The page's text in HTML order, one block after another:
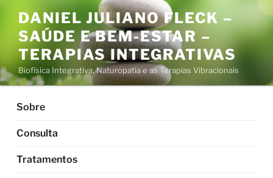
conteúdo
DANIEL JULIANO FLECK –
SAÚDE E BEM-ESTAR –
TERAPIAS INTEGRATIVAS
Biofísica Integrativa, Naturopatia e as Terapias Vibracionais
Sobre
Consulta
Tratamentos